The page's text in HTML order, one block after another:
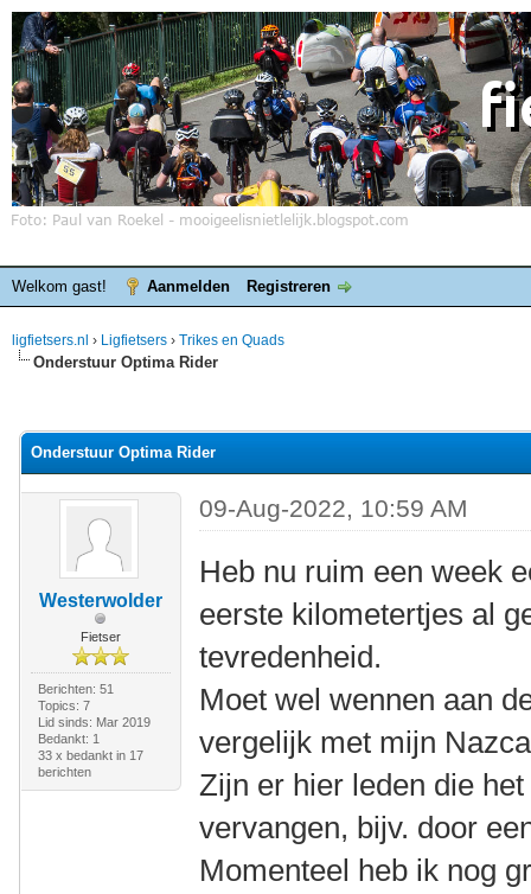
Welkom gast! Aanmelden Registreren
ligfietsers.nl › Ligfietsers › Trikes en Quads
Onderstuur Optima Rider
Onderstuur Optima Rider
Westerwolder
Fietser
Berichten: 51
Topics: 7
Lid sinds: Mar 2019
Bedankt: 1
33 x bedankt in 17
berichten
09-Aug-2022, 10:59 AM
Heb nu ruim een week
eerste kilometertjes al
tevredenheid.
Moet wel wennen aan
vergelijk met mijn
Zijn er hier leden die
vervangen, bijv. door
Momenteel heb ik nog